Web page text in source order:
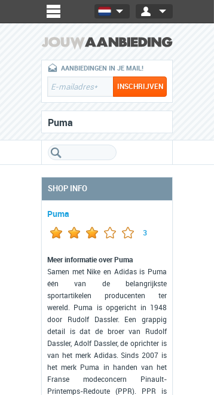
AANBIEDINGEN IN JE MAIL!
Puma
SHOP INFO
Puma
3
Meer informatie over Puma
Samen met Nike en Adidas is Puma
één van de belangrijkste
sportartikelen producenten ter
wereld. Puma is opgericht in 1948
door Rudolf Dassler. Een grappig
detail is dat de broer van Rudolf
Dassler, Adolf Dassler, de oprichter is
van het merk Adidas. Sinds 2007 is
het merk Puma in handen van het
Franse modeconcern Pinault-
Printemps-Redoute (PPR). PPR is